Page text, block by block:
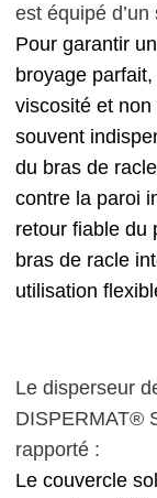
est équipé
Pour garantir
broyage
viscosité et
souvent
du bras de
contre la paroi
retour fiable du
bras de racle
utilisation
Le disperseur
DISPERMAT®
rapporté :
Le couvercle